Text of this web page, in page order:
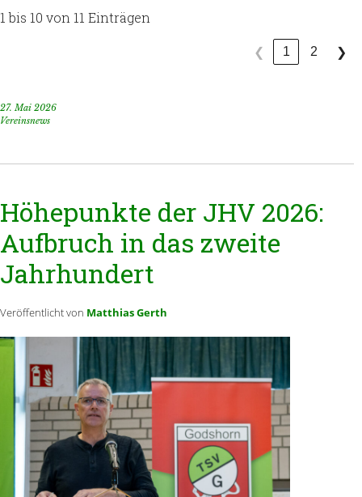
1 bis 10 von 11 Einträgen
❮ 1 2 ❯
27. Mai 2026
Vereinsnews
Höhepunkte der JHV 2026:
Aufbruch in das zweite
Jahrhundert
Veröffentlicht von Matthias Gerth